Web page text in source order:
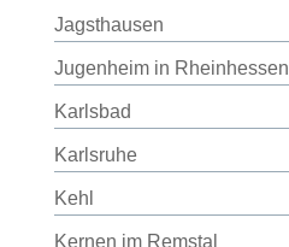
Jagsthausen
Jugenheim in Rheinhessen
Karlsbad
Karlsruhe
Kehl
Kernen im Remstal